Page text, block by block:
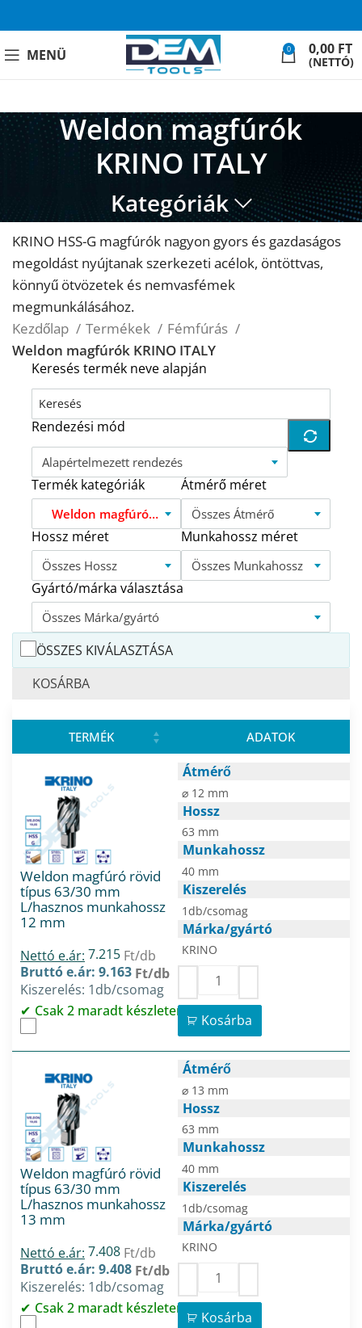
MENÜ 0 0,00 FT
(NETTÓ)
Weldon magfúrók
KRINO ITALY
Kategóriák
KRINO HSS-G magfúrók nagyon gyors és gazdaságos
megoldást nyújtanak szerkezeti acélok, öntöttvas,
könnyű ötvözetek és nemvasfémek
megmunkálásához.
Kezdőlap
Termékek
Fémfúrás
Weldon magfúrók KRINO ITALY
Keresés termék neve alapján
Rendezési mód
Alapértelmezett rendezés
Termék kategóriák
Weldon magfúrók KRINO ITALY
Átmérő méret
Összes Átmérő
Hossz méret
Összes Hossz
Munkahossz méret
Összes Munkahossz
Gyártó/márka választása
Összes Márka/gyártó
ÖSSZES KIVÁLASZTÁSA
KOSÁRBA
TERMÉK ADATOK
Weldon magfúró rövid
típus 63/30 mm
L/hasznos munkahossz
12 mm
Nettó e.ár: 7.215 Ft/db
Bruttó e.ár: 9.163 Ft/db
Kiszerelés: 1db/csomag
Csak 2 maradt készleten
Átmérő
⌀ 12 mm
Hossz
63 mm
Munkahossz
40 mm
Kiszerelés
1db/csomag
Márka/gyártó
KRINO
Kosárba
Weldon magfúró rövid
típus 63/30 mm
L/hasznos munkahossz
13 mm
Nettó e.ár: 7.408 Ft/db
Bruttó e.ár: 9.408 Ft/db
Kiszerelés: 1db/csomag
Csak 2 maradt készleten
Átmérő
⌀ 13 mm
Hossz
63 mm
Munkahossz
40 mm
Kiszerelés
1db/csomag
Márka/gyártó
KRINO
Kosárba